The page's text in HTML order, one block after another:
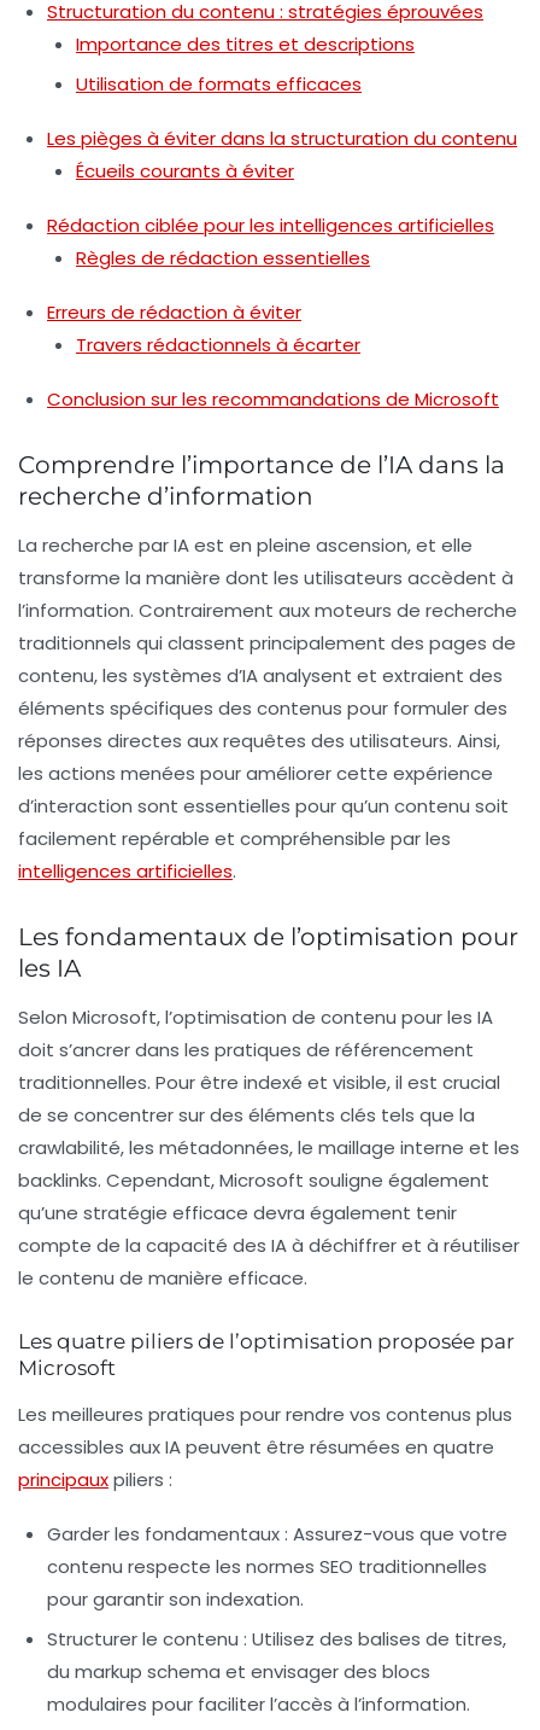
Structuration du contenu : stratégies éprouvées
Importance des titres et descriptions
Utilisation de formats efficaces
Les pièges à éviter dans la structuration du contenu
Écueils courants à éviter
Rédaction ciblée pour les intelligences artificielles
Règles de rédaction essentielles
Erreurs de rédaction à éviter
Travers rédactionnels à écarter
Conclusion sur les recommandations de Microsoft
Comprendre l’importance de l’IA dans la
recherche d’information
La recherche par IA est en pleine ascension, et elle
transforme la manière dont les utilisateurs accèdent à
l’information. Contrairement aux moteurs de recherche
traditionnels qui classent principalement des pages de
contenu, les systèmes d’IA analysent et extraient des
éléments spécifiques des contenus pour formuler des
réponses directes aux requêtes des utilisateurs. Ainsi,
les actions menées pour améliorer cette expérience
d’interaction sont essentielles pour qu’un contenu soit
facilement repérable et compréhensible par les
intelligences artificielles.
Les fondamentaux de l’optimisation pour
les IA
Selon Microsoft, l’optimisation de contenu pour les IA
doit s’ancrer dans les pratiques de référencement
traditionnelles. Pour être indexé et visible, il est crucial
de se concentrer sur des éléments clés tels que la
crawlabilité, les métadonnées, le maillage interne et les
backlinks. Cependant, Microsoft souligne également
qu’une stratégie efficace devra également tenir
compte de la capacité des IA à déchiffrer et à réutiliser
le contenu de manière efficace.
Les quatre piliers de l’optimisation proposée par
Microsoft
Les meilleures pratiques pour rendre vos contenus plus
accessibles aux IA peuvent être résumées en quatre
principauxpiliers :
Garder les fondamentaux: Assurez-vous que votre
contenu respecte les normes SEO traditionnelles
pour garantir son indexation.
Structurer le contenu : Utilisez des balises de titres,
du markup schema et envisager des blocs
modulaires pour faciliter l’accès à l’information.